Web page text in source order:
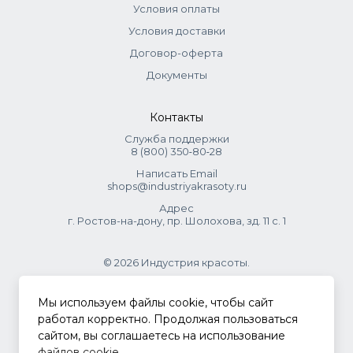
Условия оплаты
Условия доставки
Договор-оферта
Документы
Контакты
Служба поддержки
8 (800) 350‑80‑28
Написать Email
shops@industriyakrasoty.ru
Адрес
г. Ростов-на-дону, пр. Шолохова, зд. 11 с. 1
© 2026 Индустрия красоты.
.
Политика конфиденциальности
Мы используем файлы cookie, чтобы сайт
работал корректно. Продолжая пользоваться
сайтом, вы соглашаетесь на использование